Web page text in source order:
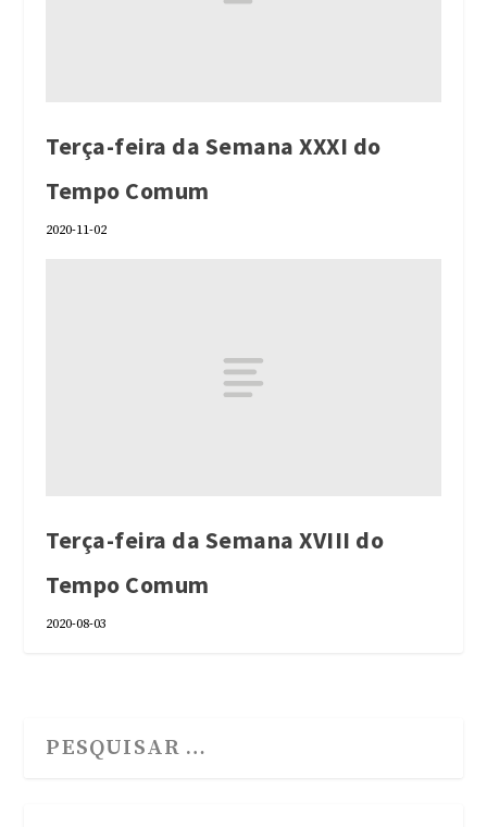
Terça-feira da Semana XXXI do
Tempo Comum
2020-11-02
Terça-feira da Semana XVIII do
Tempo Comum
2020-08-03